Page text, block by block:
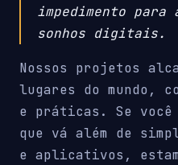
impedimento
sonhos digitais.
Nossos projetos
lugares do mundo,
e práticas. Se você
que vá além de
e aplicativos,